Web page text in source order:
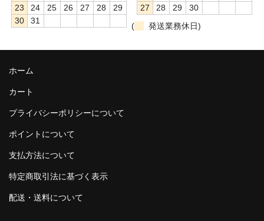
23
24 25 26 27 28
29
30
31
27
28 29
30
(
発送業務休日)
ホーム
カート
プライバシーポリシーについて
ポイントについて
支払方法について
特定商取引法に基づく表示
配送・送料について